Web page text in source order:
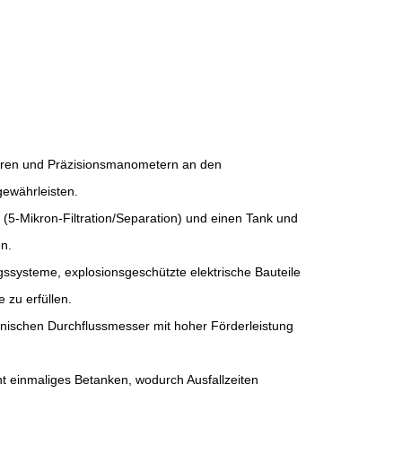
und Präzisionsmanometern an den
Mikron-Filtration/Separation) und einen Tank und
explosionsgeschützte elektrische Bauteile
zu erfüllen.
Durchflussmesser mit hoher Förderleistung
Betanken, wodurch Ausfallzeiten